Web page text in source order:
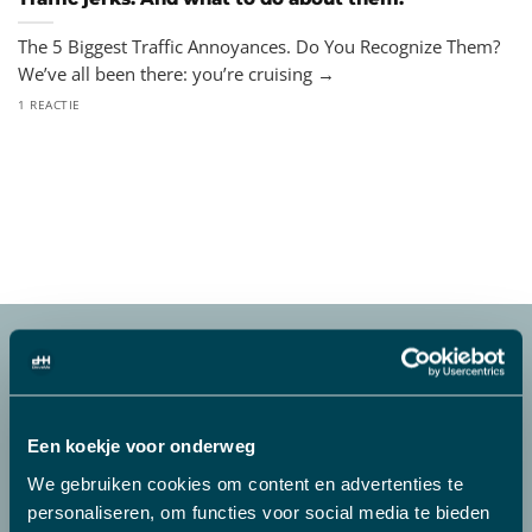
Een koekje voor onderweg
We gebruiken cookies om content en advertenties te
personaliseren, om functies voor social media te bieden
The 5 Biggest Traffic Annoyances. Do You Recognize Them?
We’ve all been there: you’re cruising →
1 REACTIE
WAAROM MENSEN VOOR
DRIVEME KIEZEN?
Bij DriveMe vind je alle vervoersservices. Zoek niet verder.